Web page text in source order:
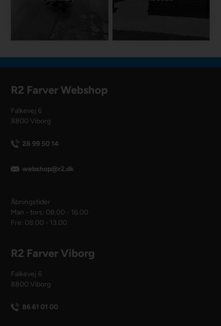
R2 Farver Webshop
Falkevej 6
8800 Viborg
28 99 50 14
webshop@r2.dk
Åbningstider
Man - tors: 08.00 - 16.00
Fre: 08.00 - 13.00
R2 Farver Viborg
Falkevej 6
8800 Viborg
86 61 01 00